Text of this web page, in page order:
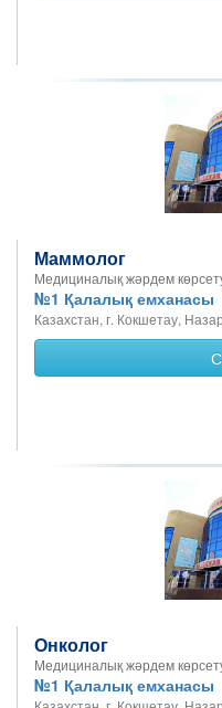
Маммолог
Медициналық жәрдем
№1 Қалалық емханасы
Казахстан, г. Кокшетау,
Онколог
Медициналық жәрдем
№1 Қалалық емханасы